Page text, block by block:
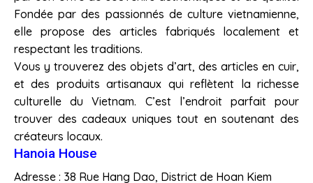
Fondée par des passionnés de culture vietnamienne,
elle propose des articles fabriqués localement et
respectant les traditions.
Vous y trouverez des objets d’art, des articles en cuir,
et des produits artisanaux qui reflètent la richesse
culturelle du Vietnam. C’est l’endroit parfait pour
trouver des cadeaux uniques tout en soutenant des
créateurs locaux.
Hanoia House
Adresse : 38 Rue Hang Dao, District de Hoan Kiem